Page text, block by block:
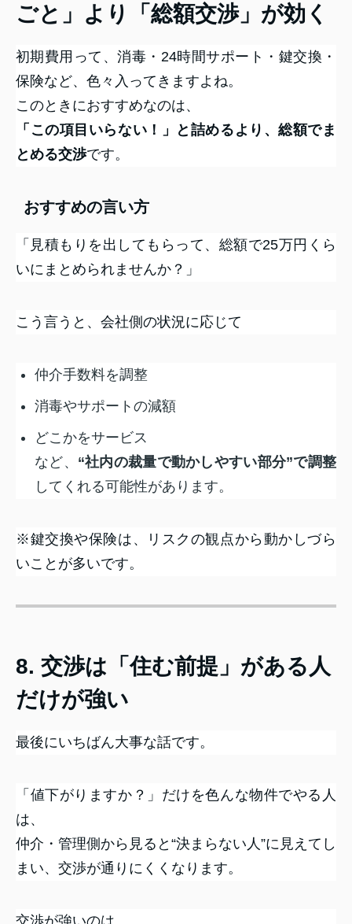
ごと」より「総額交渉」が効く
初期費用って、消毒・24時間サポート・鍵交換・
保険など、色々入ってきますよね。
このときにおすすめなのは、
「この項目いらない！」と詰めるより、総額でま
とめる交渉です。
おすすめの言い方
「見積もりを出してもらって、総額で25万円くら
いにまとめられませんか？」
こう言うと、会社側の状況に応じて
仲介手数料を調整
消毒やサポートの減額
どこかをサービス
など、 “社内の裁量で動かしやすい部分”で調整
してくれる可能性があります。
※鍵交換や保険は、リスクの観点から動かしづら
いことが多いです。
8. 交渉は「住む前提」がある人
だけが強い
最後にいちばん大事な話です。
「値下がりますか？」だけを色んな物件でやる人
は、
仲介・管理側から見ると“決まらない人”に見えてし
まい、交渉が通りにくくなります。
交渉が強いのは、